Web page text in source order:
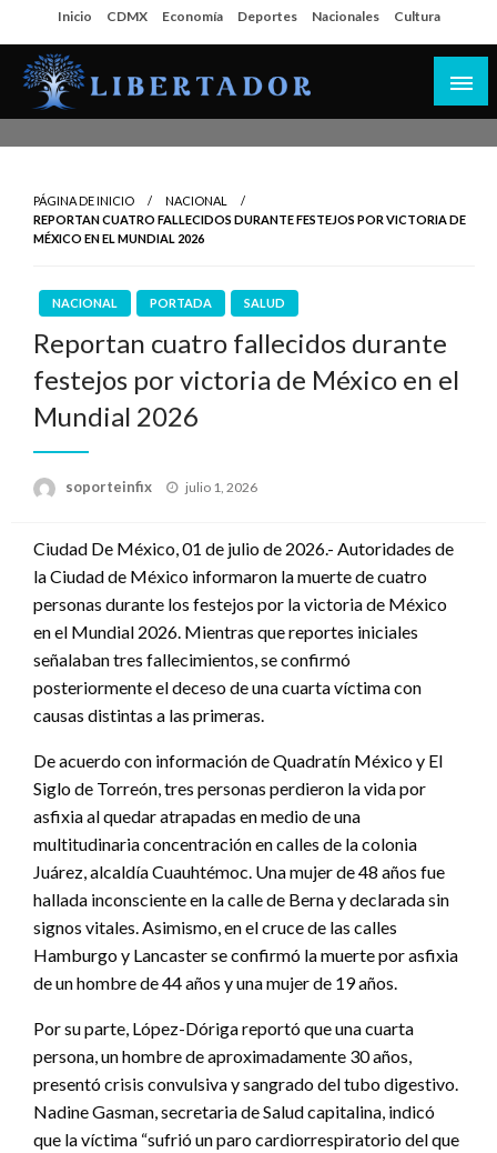
al
contenido
Inicio CDMX Economía Deportes Nacionales Cultura
PÁGINA DE INICIO
NACIONAL
REPORTAN CUATRO FALLECIDOS DURANTE FESTEJOS POR VICTORIA DE
MÉXICO EN EL MUNDIAL 2026
NACIONAL PORTADA SALUD
Reportan cuatro fallecidos durante
festejos por victoria de México en el
Mundial 2026
soporteinfix
Publicado
julio 1, 2026
Ciudad De México, 01 de julio de 2026.- Autoridades de
la Ciudad de México informaron la muerte de cuatro
personas durante los festejos por la victoria de México
en el Mundial 2026. Mientras que reportes iniciales
señalaban tres fallecimientos, se confirmó
posteriormente el deceso de una cuarta víctima con
causas distintas a las primeras.
De acuerdo con información de Quadratín México y El
Siglo de Torreón, tres personas perdieron la vida por
asfixia al quedar atrapadas en medio de una
multitudinaria concentración en calles de la colonia
Juárez, alcaldía Cuauhtémoc. Una mujer de 48 años fue
hallada inconsciente en la calle de Berna y declarada sin
signos vitales. Asimismo, en el cruce de las calles
Hamburgo y Lancaster se confirmó la muerte por asfixia
de un hombre de 44 años y una mujer de 19 años.
Por su parte, López-Dóriga reportó que una cuarta
persona, un hombre de aproximadamente 30 años,
presentó crisis convulsiva y sangrado del tubo digestivo.
Nadine Gasman, secretaria de Salud capitalina, indicó
que la víctima “sufrió un paro cardiorrespiratorio del que